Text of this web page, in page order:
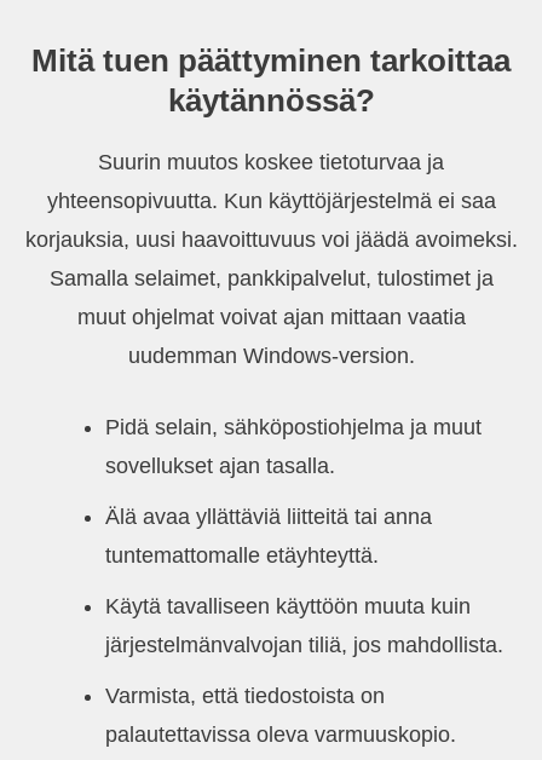
Mitä tuen päättyminen tarkoittaa
käytännössä?
Suurin muutos koskee tietoturvaa ja
yhteensopivuutta. Kun käyttöjärjestelmä ei saa
korjauksia, uusi haavoittuvuus voi jäädä avoimeksi.
Samalla selaimet, pankkipalvelut, tulostimet ja
muut ohjelmat voivat ajan mittaan vaatia
uudemman Windows-version.
Pidä selain, sähköpostiohjelma ja muut
sovellukset ajan tasalla.
Älä avaa yllättäviä liitteitä tai anna
tuntemattomalle etäyhteyttä.
Käytä tavalliseen käyttöön muuta kuin
järjestelmänvalvojan tiliä, jos mahdollista.
Varmista, että tiedostoista on
palautettavissa oleva varmuuskopio.